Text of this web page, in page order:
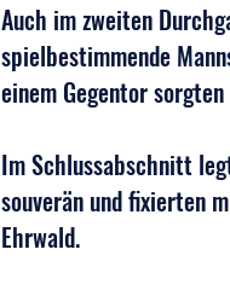
Auch im zweiten
spielbestimmende
einem Gegentor
Im Schlussabschnitt
souverän und fixierten
Ehrwald.